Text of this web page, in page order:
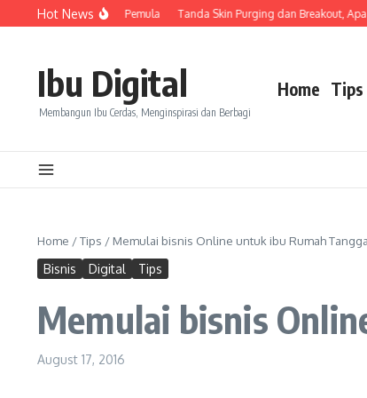
Skip to content
Hot News
Wajib Diketahui Pemula Tanda Skin Purging dan Breakout, Apa
Ibu Digital
Membangun Ibu Cerdas, Menginspirasi dan Berbagi
Home Tips
Home /Tips / Memulai bisnis Online untuk ibu Rumah Tangga
Bisnis Digital Tips
Memulai bisnis
August 17, 2016